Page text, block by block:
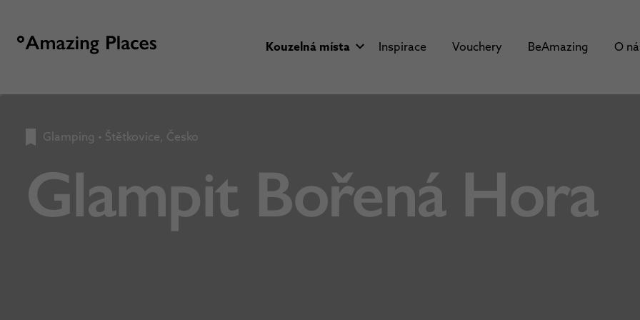
Kouzelná místa Inspirace Vouchery BeAmazing O
Glamping • Štětkovice, Česko
Glampit Bořená Hora